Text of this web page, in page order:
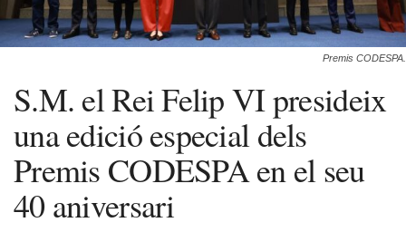
Premis CODESPA.
S.M. el Rei Felip VI presideix
una edició especial dels
Premis CODESPA en el seu
40 aniversari